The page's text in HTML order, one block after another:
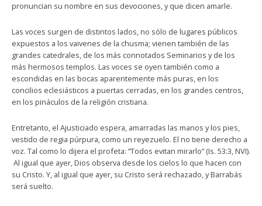
pronuncian su nombre en sus devociones, y que dicen amarle.
Las voces surgen de distintos lados, no sólo de lugares públicos
expuestos a los vaivenes de la chusma; vienen también de las
grandes catedrales, de los más connotados Seminarios y de los
más hermosos templos. Las voces se oyen también como a
escondidas en las bocas aparentemente más puras, en los
concilios eclesiásticos a puertas cerradas, en los grandes centros,
en los pináculos de la religión cristiana.
Entretanto, el Ajusticiado espera, amarradas las manos y los pies,
vestido de regia púrpura, como un reyezuelo. El no tiene derecho a
voz. Tal como lo dijera el profeta: “Todos evitan mirarlo” (Is. 53:3, NVI).
Al igual que ayer, Dios observa desde los cielos lo que hacen con
su Cristo. Y, al igual que ayer, su Cristo será rechazado, y Barrabás
será suelto.